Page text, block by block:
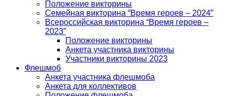
Положение викторины
Семейная викторина “Время героев – 2024”
Всероссийская викторина “Время героев –
2023”
Положение викторины
Анкета участника викторины
Участники викторины 2023
Флешмоб
Анкета участника флешмоба
Анкета для коллективов